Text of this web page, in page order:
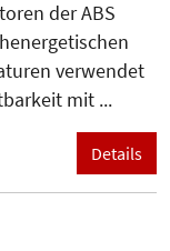
der ABS
verwendet
mit ...
Details